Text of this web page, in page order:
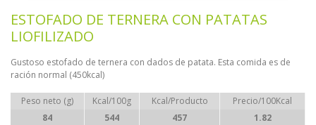
ESTOFADO DE TERNERA CON PATATAS
LIOFILIZADO
Gustoso estofado de ternera con dados de patata. Esta comida es de
ración normal (450kcal)
Peso neto (g) Kcal/100g Kcal/Producto
Precio/100Kcal
84
544 457 1.82